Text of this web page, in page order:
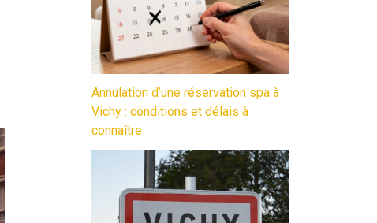
Annulation d’une réservation spa à
Vichy : conditions et délais à
connaître